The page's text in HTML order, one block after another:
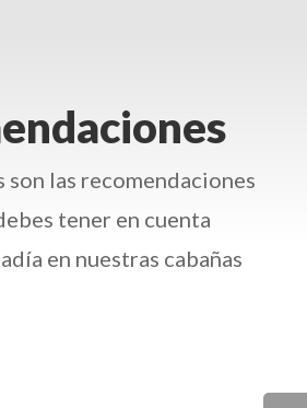
son las recomendaciones
tener en cuenta
en nuestras cabañas